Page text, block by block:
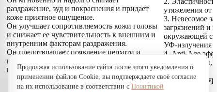
раздражение, зуд и покраснения и придает
коже приятное ощущение.
Он улучшает сопротивляемость кожи головы
и снижает ее чувствительность к внешним и
внутренним факторам раздражения.
Он предотвращает появление перхоти и
помогает нормализовать микрофлору кожи
головы.
утяжеления от
3. Невесомое
загрязнений и
окружающей
УФ-излучения
4. Anti-Age
длине
5. Сохраняет
Продолжая использование сайта после этого уведомления о
применении файлов Cookie, вы подтверждаете своё согласие
на их использование в соответствии с Политикой